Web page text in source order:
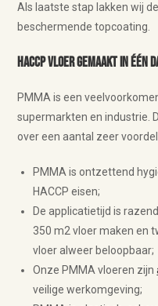
Als laatste stap lakken wij
beschermende topcoating.
HACCP vloer gemaakt in één
PMMA is een
supermarkten en industrie.
over een aantal zeer
PMMA is ontzettend
HACCP eisen;
De applicatietijd is
350 m2 vloer maken en
vloer alweer beloopbaar;
Onze PMMA vloeren zijn
veilige werkomgeving;